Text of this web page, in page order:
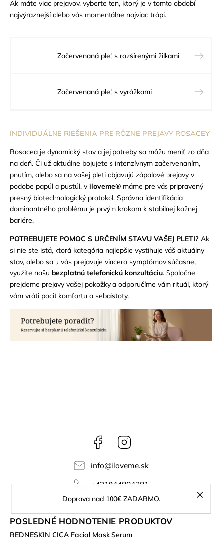
Doprava nad 100€ ZADARMO.
Ak máte viac prejavov, vyberte ten, ktorý je v tomto období
najvýraznejší alebo vás momentálne najviac trápi.
Začervenaná pleť s rozšírenými žilkami
Začervenaná pleť s vyrážkami
INDIVIDUÁLNE RIEŠENIA PRE RÔZNE PREJAVY ROSACEY
Rosacea je dynamický stav a jej potreby sa môžu meniť zo dňa
na deň. Či už aktuálne bojujete s intenzívnym začervenaním,
pnutím, alebo sa na vašej pleti objavujú zápalové prejavy v
podobe papúl a pustúl, v iloveme® máme pre vás pripravený
presný biotechnologický protokol. Správna identifikácia
dominantného problému je prvým krokom k stabilnej kožnej
bariére.
POTREBUJETE POMOC S URČENÍM STAVU VAŠEJ PLETI? Ak
si nie ste istá, ktorá kategória najlepšie vystihuje váš aktuálny
stav, alebo sa u vás prejavuje viacero symptómov súčasne,
využite našu bezplatnú telefonickú konzultáciu. Spoločne
prejdeme prejavy vašej pokožky a odporučíme vám rituál, ktorý
vám vráti pocit komfortu a sebaistoty.
Facebook
info@iloveme.sk
+421944804281
POSLEDNÉ HODNOTENIE PRODUKTOV
REDNESKIN CICA Facial Mask Serum